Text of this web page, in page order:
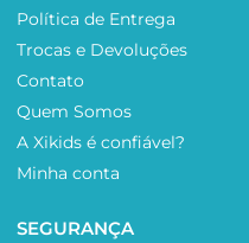
Política de Entrega
Trocas e Devoluções
Contato
Quem Somos
A Xikids é confiável?
Minha conta
SEGURANÇA